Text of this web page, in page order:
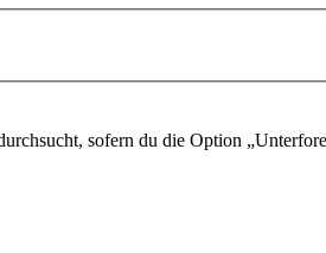
sofern du die Option